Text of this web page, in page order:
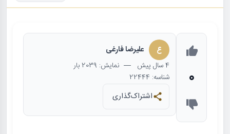
0
ع علیرضا فارغی
4 سال پیش — نمایش: 2039 بار
شناسه: 22444
اشتراک‌گذاری